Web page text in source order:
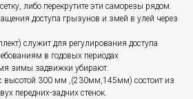
либо перекрутите эти саморезы рядом.
доступа грызунов и змей в улей через
служит для регулирования доступа
в годовых периодах
зимы задвижки убирают.
высотой 300 мм ,(230мм,145мм) состоит из
передних-задних стенок.